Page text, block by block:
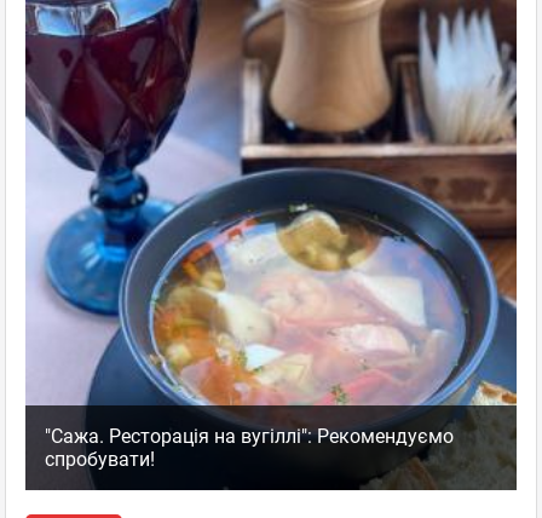
"Сажа. Ресторація на вугіллі": Рекомендуємо
спробувати!